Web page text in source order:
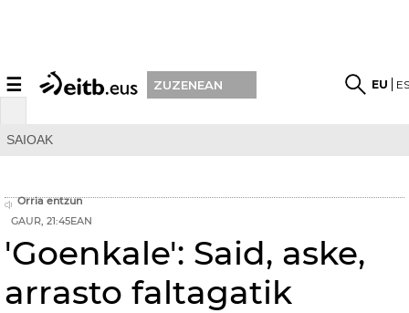
☰ ZUZENEAN EU
SAIOAK
Orria entzun
GAUR, 21:45EAN
'Goenkale': Said, aske,
arrasto faltagatik